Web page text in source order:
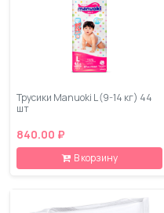
Трусики Manuoki L (9-14 кг) 44
шт
840.00 ₽
В корзину